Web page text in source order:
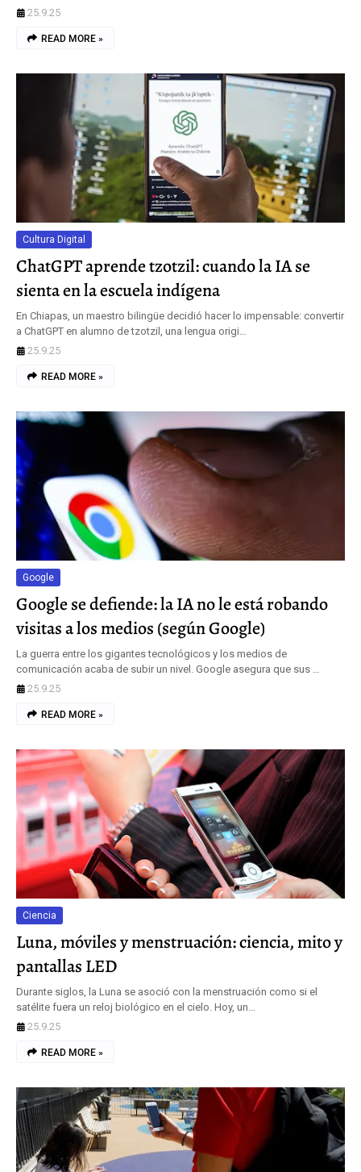
25.9.25
READ MORE »
Cultura Digital
ChatGPT aprende tzotzil: cuando la IA se
sienta en la escuela indígena
En Chiapas, un maestro bilingüe decidió hacer lo impensable: convertir
a ChatGPT en alumno de tzotzil, una lengua origi…
25.9.25
READ MORE »
Google
Google se defiende: la IA no le está robando
visitas a los medios (según Google)
La guerra entre los gigantes tecnológicos y los medios de
comunicación acaba de subir un nivel. Google asegura que sus …
25.9.25
READ MORE »
Ciencia
Luna, móviles y menstruación: ciencia, mito y
pantallas LED
Durante siglos, la Luna se asoció con la menstruación como si el
satélite fuera un reloj biológico en el cielo. Hoy, un…
25.9.25
READ MORE »